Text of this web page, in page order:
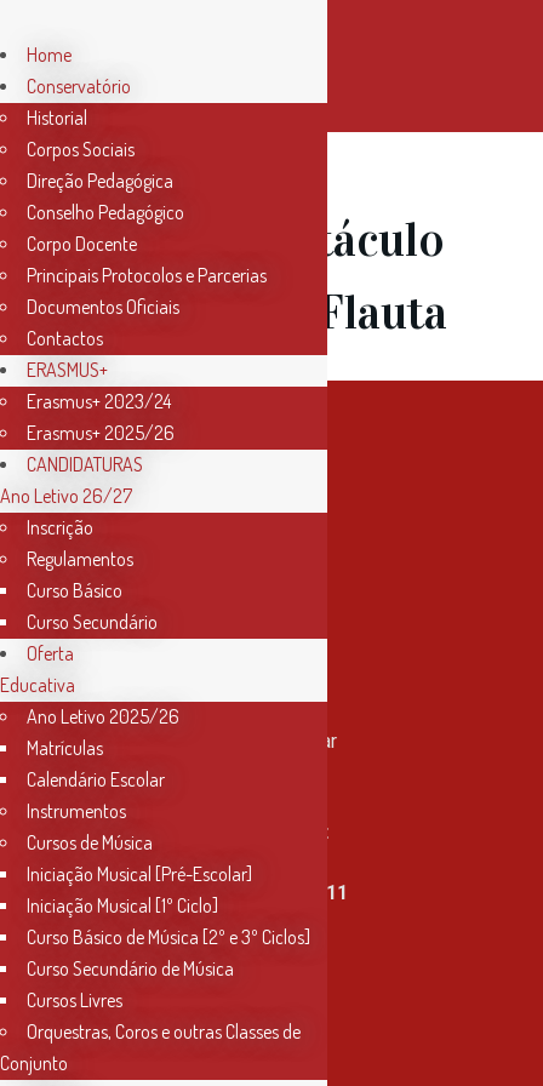
14 Jul
Espetáculo
de Ballet e Flauta
Contactos
Rua Miguel Bombarda, nº 4, 1º andar
2000-080 Santarém
info@conservatoriosantarem.pt
T. (+351) 915 335 478 / 913 890 411
Horário Secretaria
2ª, 3ª, 5ª e 6ª feira
4ª feira
Home
Conservatório
Historial
Corpos Sociais
Direção Pedagógica
Conselho Pedagógico
Corpo Docente
Principais Protocolos e Parcerias
Documentos Oficiais
Contactos
ERASMUS+
Erasmus+ 2023/24
Erasmus+ 2025/26
CANDIDATURAS
Ano Letivo 26/27
Inscrição
Regulamentos
Curso Básico
Curso Secundário
Oferta
Educativa
Ano Letivo 2025/26
Matrículas
Calendário Escolar
Instrumentos
Cursos de Música
Iniciação Musical [Pré-Escolar]
Iniciação Musical [1º Ciclo]
Curso Básico de Música [2º e 3º Ciclos]
Curso Secundário de Música
Cursos Livres
Orquestras, Coros e outras Classes de
Conjunto